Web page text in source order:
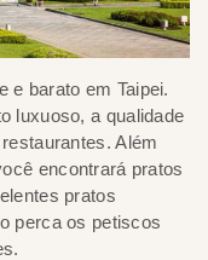
e barato em Taipei.
luxuoso, a qualidade
Além
encontrará pratos
pratos
perca os petiscos